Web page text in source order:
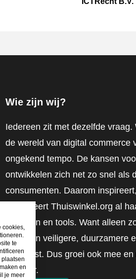
Wie zijn wij?
Iedereen zit met dezelfde vraag.
de wereld van digital commerce
ongekend tempo. De kansen
ontwikkelen zich net zo snel als
consumenten. Daarom
mobiliseert Thuiswinkel.org al
inzichten en tools. Want alleen
naar een veiligere, duurzamere
toekomst. Dus groei ook mee
slimmer.
cookies,
te
plaatsen
en
je meer